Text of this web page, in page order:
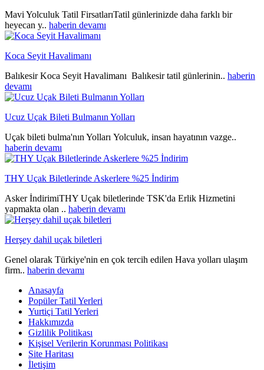
Mavi Yolculuk Tatil FirsatlarıTatil günlerinizde daha farklı bir
heyecan y.. haberin devamı
Koca Seyit Havalimanı
Balıkesir Koca Seyit Havalimanı Balıkesir tatil günlerinin.. haberin
devamı
Ucuz Uçak Bileti Bulmanın Yolları
Uçak bileti bulma'nın Yolları Yolculuk, insan hayatının vazge..
haberin devamı
THY Uçak Biletlerinde Askerlere %25 İndirim
Asker İndirimiTHY Uçak biletlerinde TSK'da Erlik Hizmetini
yapmakta olan .. haberin devamı
Herşey dahil uçak biletleri
Genel olarak Türkiye'nin en çok tercih edilen Hava yolları ulaşım
firm.. haberin devamı
Anasayfa
Popüler Tatil Yerleri
Yurtiçi Tatil Yerleri
Hakkımızda
Gizlilik Politikası
Kişisel Verilerin Korunması Politikası
Site Haritası
İletişim